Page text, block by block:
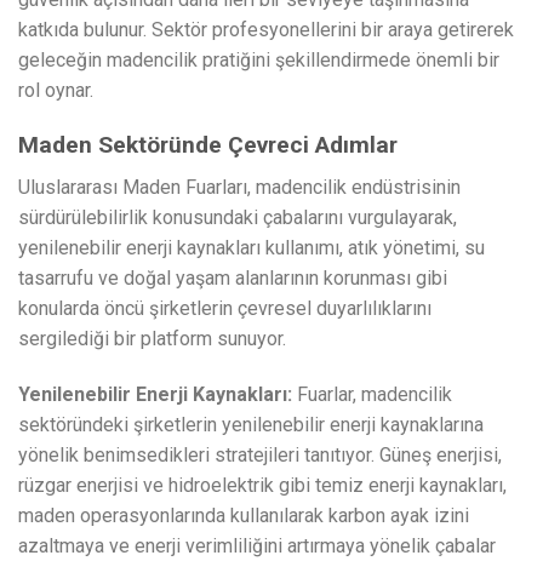
katkıda bulunur. Sektör profesyonellerini bir araya getirerek
geleceğin madencilik pratiğini şekillendirmede önemli bir
rol oynar.
Maden Sektöründe Çevreci Adımlar
Uluslararası Maden Fuarları, madencilik endüstrisinin
sürdürülebilirlik konusundaki çabalarını vurgulayarak,
yenilenebilir enerji kaynakları kullanımı, atık yönetimi, su
tasarrufu ve doğal yaşam alanlarının korunması gibi
konularda öncü şirketlerin çevresel duyarlılıklarını
sergilediği bir platform sunuyor.
Yenilenebilir Enerji Kaynakları: Fuarlar, madencilik
sektöründeki şirketlerin yenilenebilir enerji kaynaklarına
yönelik benimsedikleri stratejileri tanıtıyor. Güneş enerjisi,
rüzgar enerjisi ve hidroelektrik gibi temiz enerji kaynakları,
maden operasyonlarında kullanılarak karbon ayak izini
azaltmaya ve enerji verimliliğini artırmaya yönelik çabalar